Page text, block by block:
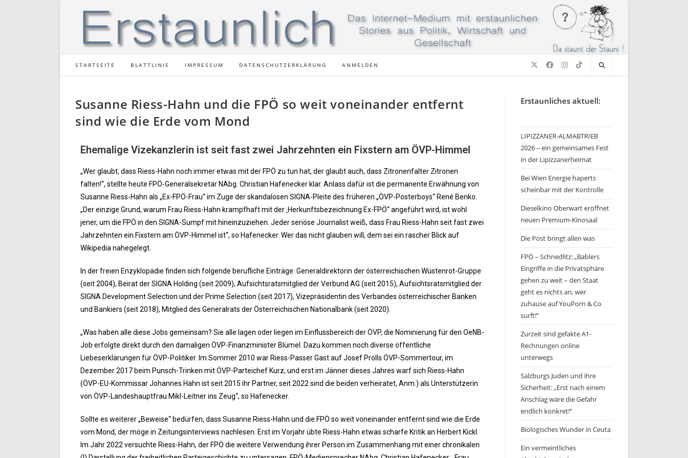
STARTSEITE BLATTLINIE IMPRESSUM DATENSCHUTZERKLÄRUNG ANMELDEN
Susanne Riess-Hahn und die FPÖ so weit voneinander entfernt
sind wie die Erde vom Mond
Ehemalige Vizekanzlerin ist seit fast zwei Jahrzehnten ein Fixstern am ÖVP-Himmel
„Wer glaubt, dass Riess-Hahn noch immer etwas mit der FPÖ zu tun hat, der glaubt auch, dass Zitronenfalter Zitronen
falten!“, stellte heute FPÖ-Generalsekretär NAbg. Christian Hafenecker klar. Anlass dafür ist die permanente Erwähnung von
Susanne Riess-Hahn als „Ex-FPÖ-Frau“ im Zuge der skandalösen SIGNA-Pleite des früheren „ÖVP-Posterboys“ René Benko.
„Der einzige Grund, warum Frau Riess-Hahn krampfhaft mit der ‚Herkunftsbezeichnung Ex-FPÖ“ angeführt wird, ist wohl
jener, um die FPÖ in den SIGNA-Sumpf mit hineinzuziehen. Jeder seriöse Journalist weiß, dass Frau Riess-Hahn seit fast zwei
Jahrzehnten ein Fixstern am ÖVP-Himmel ist“, so Hafenecker. Wer das nicht glauben will, dem sei ein rascher Blick auf
Wikipedia nahegelegt.
In der freien Enzyklopädie finden sich folgende berufliche Einträge: Generaldirektorin der österreichischen Wüstenrot-Gruppe
(seit 2004), Beirat der SIGNA Holding (seit 2009), Aufsichtsratsmitglied der Verbund AG (seit 2015), Aufsichtsratsmitglied der
SIGNA Development Selection und der Prime Selection (seit 2017), Vizepräsidentin des Verbandes österreichischer Banken
und Bankiers (seit 2018), Mitglied des Generalrats der Österreichischen Nationalbank (seit 2020).
„Was haben alle diese Jobs gemeinsam? Sie alle lagen oder liegen im Einflussbereich der ÖVP, die Nominierung für den OeNB-
Job erfolgte direkt durch den damaligen ÖVP-Finanzminister Blümel. Dazu kommen noch diverse öffentliche
Liebeserklärungen für ÖVP-Politiker. Im Sommer 2010 war Riess-Passer Gast auf Josef Prölls ÖVP-Sommertour, im
Dezember 2017 beim Punsch-Trinken mit ÖVP-Parteichef Kurz, und erst im Jänner dieses Jahres warf sich Riess-Hahn
(ÖVP-EU-Kommissar Johannes Hahn ist seit 2015 ihr Partner, seit 2022 sind die beiden verheiratet, Anm.) als Unterstützerin
von ÖVP-Landeshauptfrau Mikl-Leitner ins Zeug“, so Hafenecker.
Sollte es weiterer „Beweise“ bedürfen, dass Susanne Riess-Hahn und die FPÖ so weit voneinander entfernt sind wie die Erde
vom Mond, der möge in Zeitungsinterviews nachlesen. Erst im Vorjahr übte Riess-Hahn etwas scharfe Kritik an Herbert Kickl.
Im Jahr 2022 versuchte Riess-Hahn, der FPÖ die weitere Verwendung ihrer Person im Zusammenhang mit einer chronikalen
Erstaunliches aktuell:
LIPIZZANER-ALMABTRIEB
2026 – ein gemeinsames Fest
in der Lipizzanerheimat
Bei Wien Energie haperts
scheinbar mit der Kontrolle
Dieselkino Oberwart eröffnet
neuen Premium-Kinosaal
Die Post bringt allen was
FPÖ – Schnedlitz: „Bablers
Eingriffe in die Privatsphäre
gehen zu weit – den Staat
geht es nichts an, wer
zuhause auf YouPorn & Co
surft!“
Zurzeit sind gefakte A1-
Rechnungen online
unterwegs
Salzburgs Juden und ihre
Sicherheit: „Erst nach einem
Anschlag wäre die Gefahr
endlich konkret!“
Biologisches Wunder in Ceuta
Ein vermeintliches